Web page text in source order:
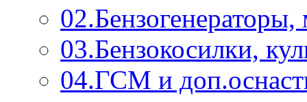
03.Бензокосилки,
04.ГСМ и